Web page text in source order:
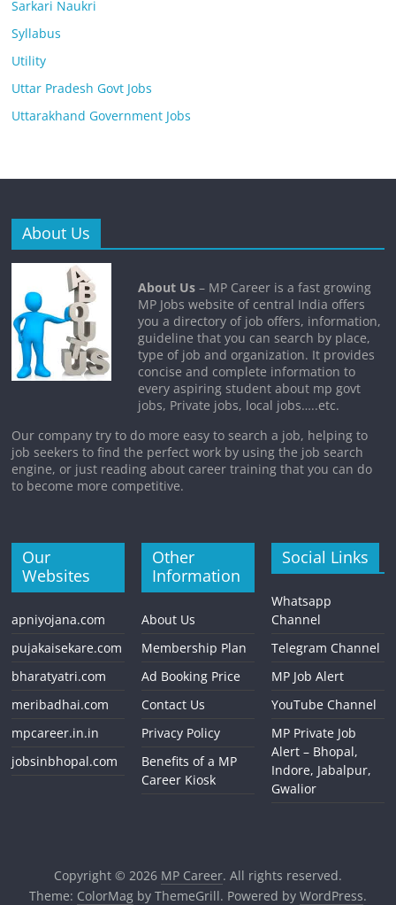
Sarkari Naukri
Syllabus
Utility
Uttar Pradesh Govt Jobs
Uttarakhand Government Jobs
About Us
About Us – MP Career is a fast growing
MP Jobs website of central India offers
you a directory of job offers, information,
guideline that you can search by place,
type of job and organization. It provides
concise and complete information to
every aspiring student about mp govt
jobs, Private jobs, local jobs…..etc.
Our company try to do more easy to search a job, helping to
job seekers to find the perfect work by using the job search
engine, or just reading about career training that you can do
to become more competitive.
Our
Websites
apniyojana.com
pujakaisekare.com
bharatyatri.com
meribadhai.com
mpcareer.in.in
jobsinbhopal.com
Other
Information
About Us
Membership Plan
Ad Booking Price
Contact Us
Privacy Policy
Benefits of a MP
Career Kiosk
Social Links
Whatsapp
Channel
Telegram Channel
MP Job Alert
YouTube Channel
MP Private Job
Alert – Bhopal,
Indore, Jabalpur,
Gwalior
Copyright © 2026 MP Career. All rights reserved.
Theme: ColorMagby ThemeGrill. Powered by WordPress.